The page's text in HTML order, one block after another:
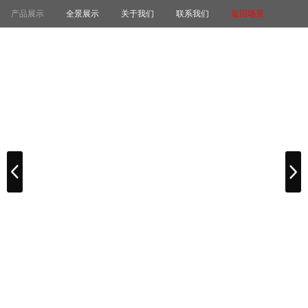
产品展示 全景展示 关于我们 联系我们 返回场景